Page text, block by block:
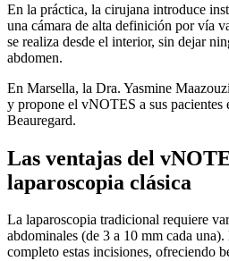
En la práctica, la cirujana introduce
una cámara de alta definición por vía
se realiza desde el interior, sin dejar
abdomen.
En Marsella, la Dra. Yasmine
y propone el vNOTES a sus
Beauregard.
Las ventajas del
laparoscopia clásica
La laparoscopia tradicional requiere
abdominales (de 3 a 10 mm cada
completo estas incisiones, ofreciendo